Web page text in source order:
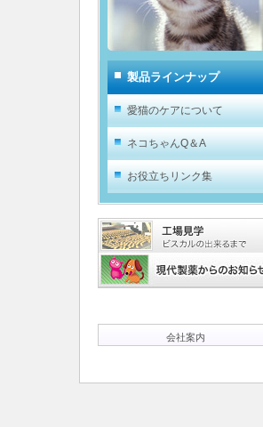
製品ラインナップ
愛猫のケアについて
ネコちゃんQ＆A
お役立ちリンク集
会社案内